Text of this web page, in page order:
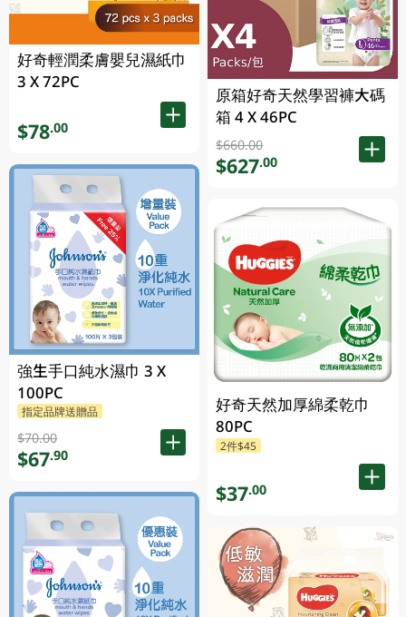
好奇輕潤柔膚嬰兒濕紙巾
3 X 72PC
$78.00
強生手口純水濕巾 3 X
100PC
指定品牌送贈品
$70.00
$67.90
原箱好奇天然學習褲大碼
箱 4 X 46PC
$660.00
$627.00
好奇天然加厚綿柔乾巾
80PC
2件$45
$37.00